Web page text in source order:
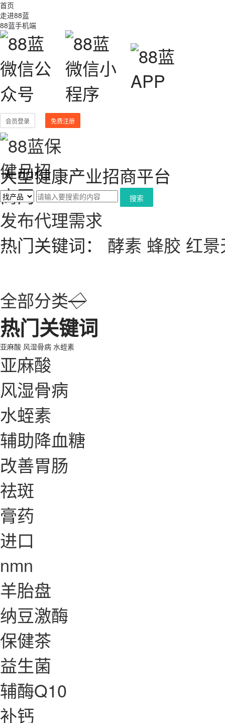
首页
走进88蓝
88蓝手机端
会员登录 免费注册
大型健康产业招商平台
搜索
发布代理需求
热门关键词： 酵素 蜂胶 红景
全部分类◇
热门关键词
亚麻酸 风湿骨病 水蛭素
亚麻酸
风湿骨病
水蛭素
辅助降血糖
改善胃肠
祛斑
膏药
进口
nmn
羊胎盘
纳豆激酶
保健茶
益生菌
辅酶Q10
补钙